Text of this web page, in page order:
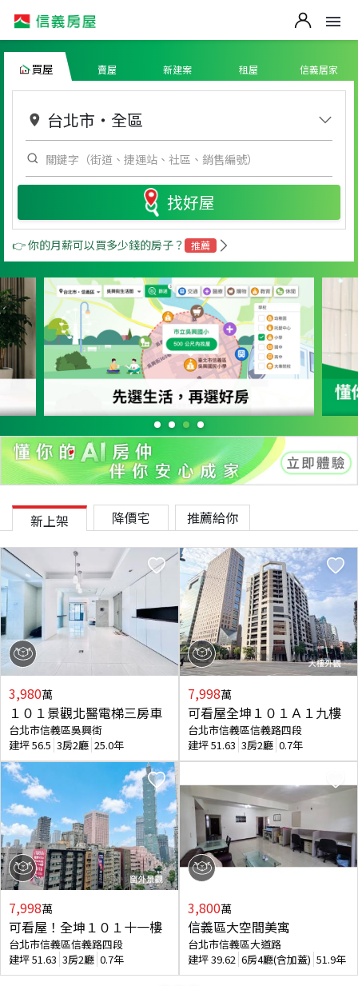
買屋 賣屋 新建案 租屋 信義居家
台北市 ・ 全區
找好屋
👉 你的月薪可以買多少錢的房子？ 推薦
新上架 降價宅 推薦給你
3,980萬
１０１景觀北醫電梯三房車
台北市信義區吳興街
建坪56.5 3房2廳 25.0年
7,998萬
可看屋！全坤１０１十一樓
台北市信義區信義路四段
建坪51.63 3房2廳 0.7年
7,998萬
可看屋全坤１０１Ａ１九樓
台北市信義區信義路四段
建坪51.63 3房2廳 0.7年
3,800萬
信義區大空間美寓
台北市信義區大道路
建坪39.62 6房4廳(含加蓋) 51.9年